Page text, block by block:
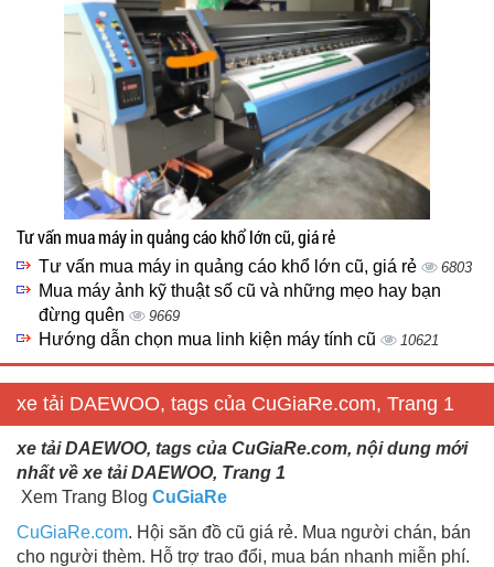
Tư vấn mua máy in quảng cáo khổ lớn cũ, giá rẻ
Tư vấn mua máy in quảng cáo khổ lớn cũ, giá rẻ 6803
Mua máy ảnh kỹ thuật số cũ và những mẹo hay bạn
đừng quên
9669
Hướng dẫn chọn mua linh kiện máy tính cũ 10621
xe tải DAEWOO, tags của CuGiaRe.com, Trang 1
xe tải DAEWOO, tags của CuGiaRe.com, nội dung mới
nhất về xe tải DAEWOO, Trang 1
Xem Trang Blog CuGiaRe
CuGiaRe.com. Hội săn đồ cũ giá rẻ. Mua người chán, bán
cho người thèm. Hỗ trợ trao đổi, mua bán nhanh miễn phí.